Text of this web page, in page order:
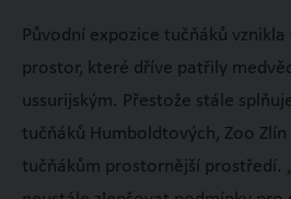
Původní expozice tučňáků
prostor, které dříve patřily
ussurijským. Přestože stále
tučňáků Humboldtových, Zoo
tučňákům prostornější prostředí.